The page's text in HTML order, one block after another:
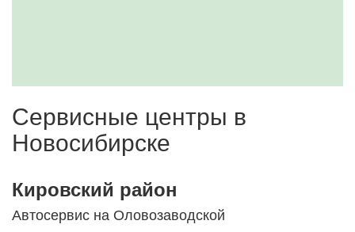
Сервисные центры в
Новосибирске
Кировский район
Автосервис на Оловозаводской